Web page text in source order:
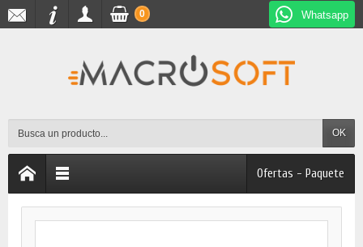
Whatsapp
OK
0
Ofertas - Paquete